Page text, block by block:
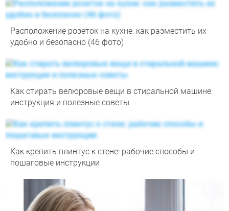
Расположение розеток на кухне: как разместить их
удобно и безопасно (46 фото)
Как стирать велюровые вещи в стиральной машине:
инструкция и полезные советы
Как крепить плинтус к стене: рабочие способы и
пошаговые инструкции